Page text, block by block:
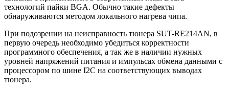
технологий пайки BGA. Обычно такие дефекты
обнаруживаются методом локального нагрева чипа.
При подозрении на неисправность тюнера SUT-RE214AN, в
первую очередь необходимо убедиться корректности
программного обеспечения, а так же в наличии нужных
уровней напряжений питания и импульсах обмена данными с
процессором по шине I2C на соответствующих выводах
тюнера.